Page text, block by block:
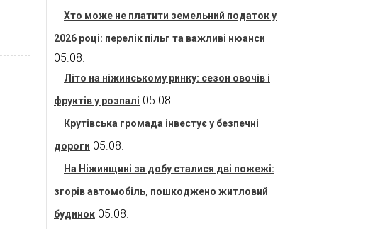
Хто може не платити земельний податок у
2026 році: перелік пільг та важливі нюанси
05.08.
Літо на ніжинському ринку: сезон овочів і
фруктів у розпалі 05.08.
Крутівська громада інвестує у безпечні
дороги 05.08.
На Ніжинщині за добу сталися дві пожежі:
згорів автомобіль, пошкоджено житловий
будинок 05.08.